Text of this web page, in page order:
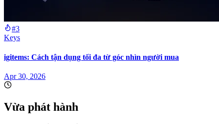
#3
Keys
igitems: Cách tận dụng tối đa từ góc nhìn người mua
Apr 30, 2026
Vừa phát hành